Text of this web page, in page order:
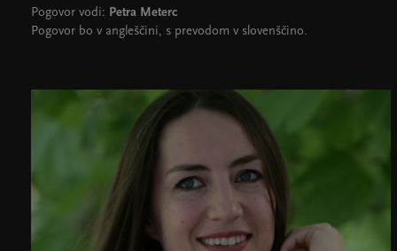
Pogovor vodi: Petra Meterc
Pogovor bo v angleščini, s prevodom v slovenščino.